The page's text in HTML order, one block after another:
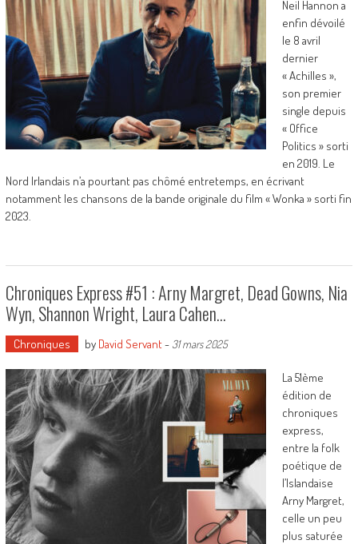
Neil Hannon a
enfin dévoilé
le 8 avril
dernier
« Achilles »,
son premier
single depuis
« Office
Politics » sorti
en 2019. Le
Nord Irlandais n’a pourtant pas chômé entretemps, en écrivant
notamment les chansons de la bande originale du film « Wonka » sorti fin
2023.
Chroniques Express #51 : Arny Margret, Dead Gowns, Nia
Wyn, Shannon Wright, Laura Cahen…
Chroniques by David Servant- 31 mars 2025
La 51ème
édition de
chroniques
express,
entre la folk
poétique de
l’Islandaise
Arny Margret,
celle un peu
plus saturée